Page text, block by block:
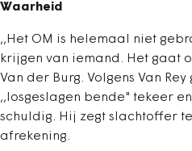
Waarheid
,,Het OM is helemaal niet
krijgen van iemand. Het gaat
Van der Burg. Volgens Van
,,losgeslagen bende" tekeer
schuldig. Hij zegt slachtoffer
afrekening.